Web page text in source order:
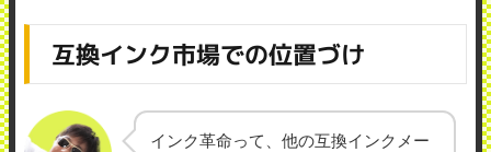
互換インク市場での位置づけ
インク革命って、他の互換インクメー